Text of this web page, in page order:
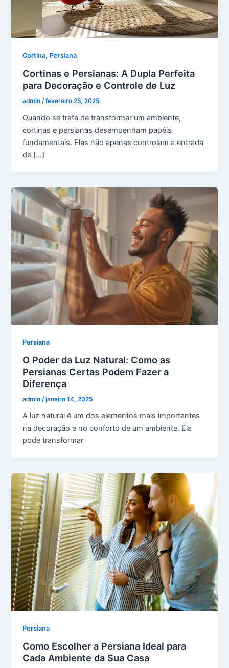
Cortina, Persiana
Cortinas e Persianas: A Dupla Perfeita
para Decoração e Controle de Luz
admin /fevereiro 25, 2025
Quando se trata de transformar um ambiente,
cortinas e persianas desempenham papéis
fundamentais. Elas não apenas controlam a entrada
de […]
Persiana
O Poder da Luz Natural: Como as
Persianas Certas Podem Fazer a
Diferença
admin /janeiro 14, 2025
A luz natural é um dos elementos mais importantes
na decoração e no conforto de um ambiente. Ela
pode transformar
Persiana
Como Escolher a Persiana Ideal para
Cada Ambiente da Sua Casa